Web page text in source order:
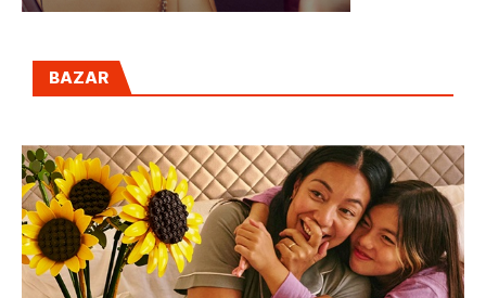
BAZAR